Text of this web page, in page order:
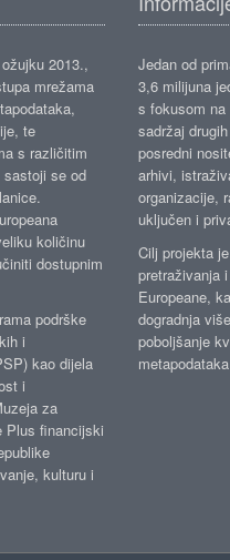
2013.,
mrežama
te
s različitim
sastoji se od
količinu
dostupnim
podrške
i
kao dijela
i
za
Plus financijski
kulturu i
Jedan od
3,6 milijuna
s fokusom
sadržaj
posredni
arhivi,
organizacije,
uključen i
Cilj projekta
pretraživanja
Europeane,
dogradnja
poboljšanje